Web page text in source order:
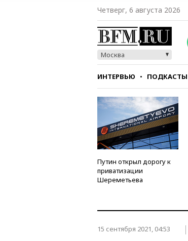
Четверг, 6 августа 2026
Москва
ИНТЕРВЬЮ ПОДКАСТЫ
СТИЛЬ ТЕСТЫ
Путин открыл дорогу к
приватизации
Шереметьева
15 сентября 2021, 04:53